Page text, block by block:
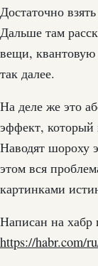
Достаточно
Дальше там
вещи, квантовую
так далее.
На деле же это
эффект,
Наводят шороху
этом вся
картинками
Написан на хабр
https://habr.com/